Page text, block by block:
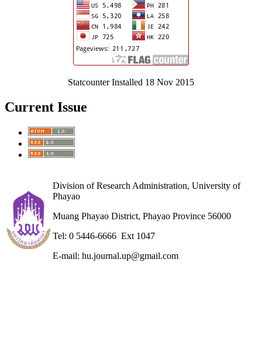
Statcounter Installed 18 Nov 2015
Current Issue
Division of Research Administration, University of
Phayao
Muang Phayao District, Phayao Province 56000
Tel: 0 5446-6666 Ext 1047
E-mail: hu.journal.up@gmail.com